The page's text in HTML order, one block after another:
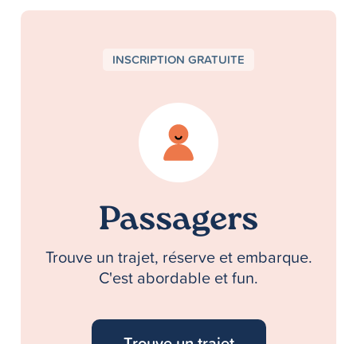
INSCRIPTION GRATUITE
Passagers
Trouve un trajet, réserve et embarque.
C'est abordable et fun.